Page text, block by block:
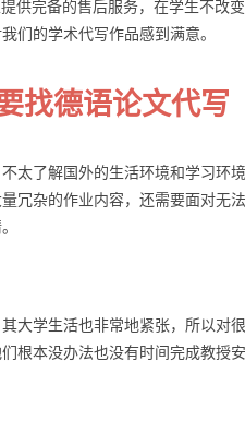
供完备的售后服务，在学生不改
们的学术代写作品感到满意。
找德语论文代写
太了解国外的生活环境和学习环
冗杂的作业内容，还需要面对无
大学生活也非常地紧张，所以对
根本没办法也没有时间完成教授